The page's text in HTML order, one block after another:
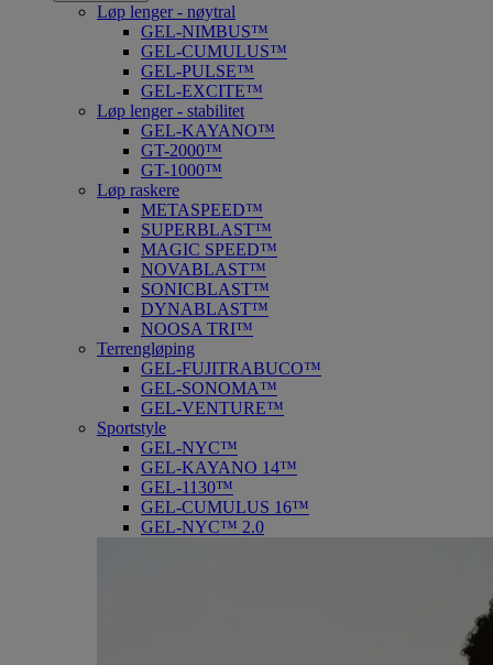
Løp lenger - nøytral
GEL-NIMBUS™
GEL-CUMULUS™
GEL-PULSE™
GEL-EXCITE™
Løp lenger - stabilitet
GEL-KAYANO™
GT-2000™
GT-1000™
Løp raskere
METASPEED™
SUPERBLAST™
MAGIC SPEED™
NOVABLAST™
SONICBLAST™
DYNABLAST™
NOOSA TRI™
Terrengløping
GEL-FUJITRABUCO™
GEL-SONOMA™
GEL-VENTURE™
Sportstyle
GEL-NYC™
GEL-KAYANO 14™
GEL-1130™
GEL-CUMULUS 16™
GEL-NYC™ 2.0